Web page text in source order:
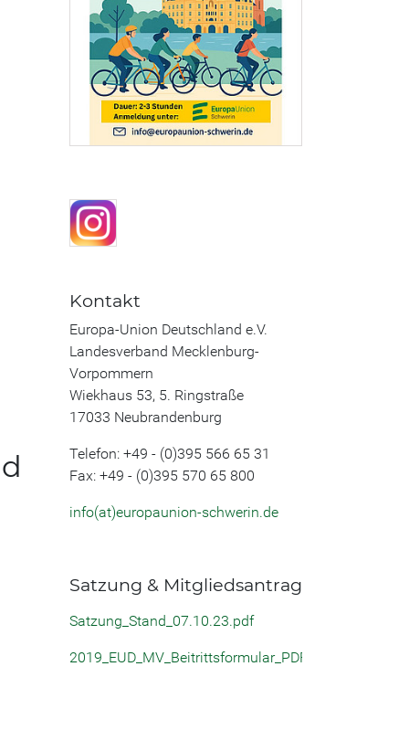
Kontakt
Europa-Union Deutschland e.V.
Landesverband Mecklenburg-
Vorpommern
Wiekhaus 53, 5. Ringstraße
17033 Neubrandenburg
Telefon: +49 - (0)395 566 65 31
Fax: +49 - (0)395 570 65 800
info(at)europaunion-schwerin.de
Satzung & Mitgliedsantrag
Satzung_Stand_07.10.23.pdf
2019_EUD_MV_Beitrittsformular_PDF.pdf